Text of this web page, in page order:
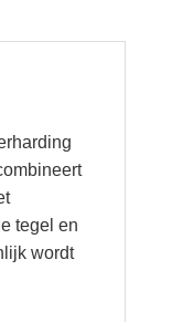
tegel en
wordt